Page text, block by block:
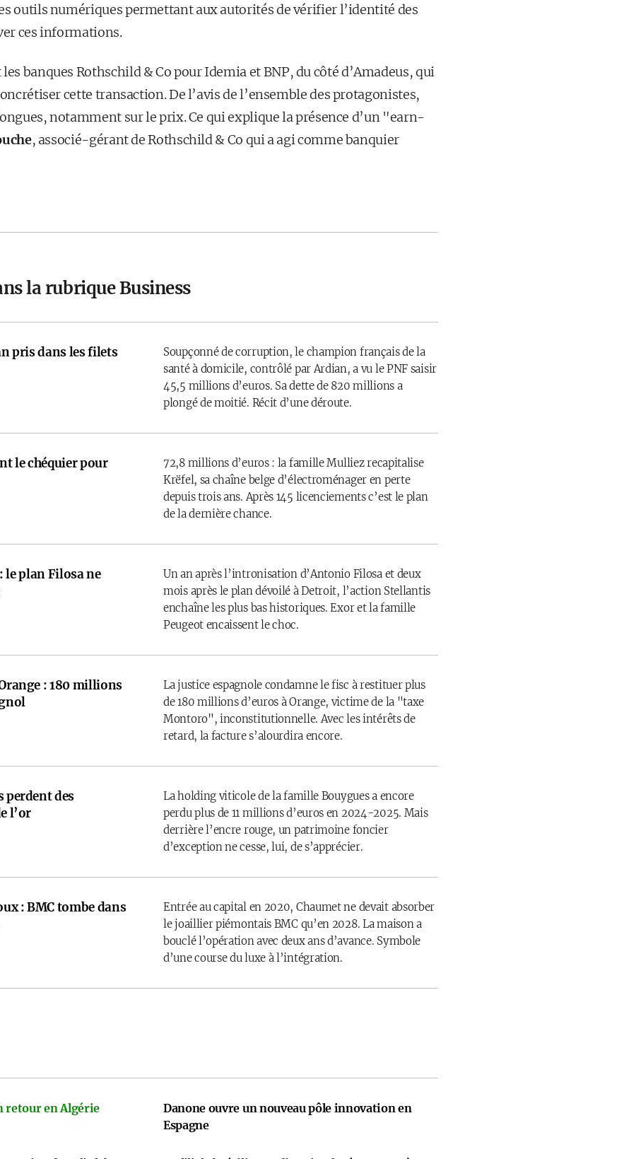
outils numériques permettant aux autorités de vérifier l’identité des
ces informations.
les banques Rothschild & Co pour Idemia et BNP, du côté d’Amadeus, qui
cette transaction. De l’avis de l’ensemble des protagonistes,
notamment sur le prix. Ce qui explique la présence d’un "earn-
, associé-gérant de Rothschild & Co qui a agi comme banquier
la rubrique Business
pris dans les filets
Soupçonné de corruption, le champion français de la
santé à domicile, contrôlé par Ardian, a vu le PNF saisir
45,5 millions d’euros. Sa dette de 820 millions a
plongé de moitié. Récit d’une déroute.
le chéquier pour
72,8 millions d’euros : la famille Mulliez recapitalise
Krëfel, sa chaîne belge d’électroménager en perte
depuis trois ans. Après 145 licenciements c’est le plan
de la dernière chance.
le plan Filosa ne
Un an après l’intronisation d’Antonio Filosa et deux
mois après le plan dévoilé à Detroit, l’action Stellantis
enchaîne les plus bas historiques. Exor et la famille
Peugeot encaissent le choc.
: 180 millions
La justice espagnole condamne le fisc à restituer plus
de 180 millions d’euros à Orange, victime de la "taxe
Montoro", inconstitutionnelle. Avec les intérêts de
retard, la facture s’alourdira encore.
perdent des
l’or
La holding viticole de la famille Bouygues a encore
perdu plus de 11 millions d’euros en 2024-2025. Mais
derrière l’encre rouge, un patrimoine foncier
d’exception ne cesse, lui, de s’apprécier.
: BMC tombe dans
Entrée au capital en 2020, Chaumet ne devait absorber
le joaillier piémontais BMC qu’en 2028. La maison a
bouclé l’opération avec deux ans d’avance. Symbole
d’une course du luxe à l’intégration.
retour en Algérie
Danone ouvre un nouveau pôle innovation en
Espagne